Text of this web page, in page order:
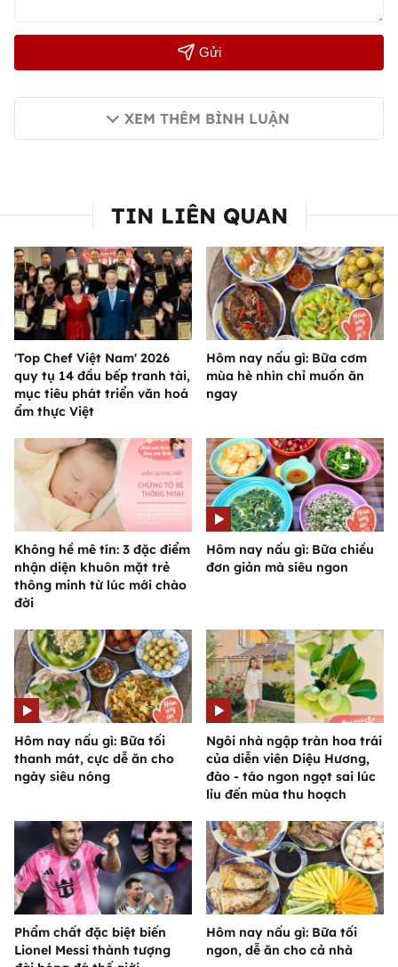
Gửi
XEM THÊM BÌNH LUẬN
TIN LIÊN QUAN
'Top Chef Việt Nam' 2026
quy tụ 14 đầu bếp tranh tài,
mục tiêu phát triển văn hoá
ẩm thực Việt
Hôm nay nấu gì: Bữa cơm
mùa hè nhìn chỉ muốn ăn
ngay
Không hề mê tín: 3 đặc điểm
nhận diện khuôn mặt trẻ
thông minh từ lúc mới chào
đời
Hôm nay nấu gì: Bữa chiều
đơn giản mà siêu ngon
Hôm nay nấu gì: Bữa tối
thanh mát, cực dễ ăn cho
ngày siêu nóng
Ngôi nhà ngập tràn hoa trái
của diễn viên Diệu Hương,
đào - táo ngon ngọt sai lúc
lỉu đến mùa thu hoạch
Phẩm chất đặc biệt biến
Lionel Messi thành tượng
Hôm nay nấu gì: Bữa tối
ngon, dễ ăn cho cả nhà